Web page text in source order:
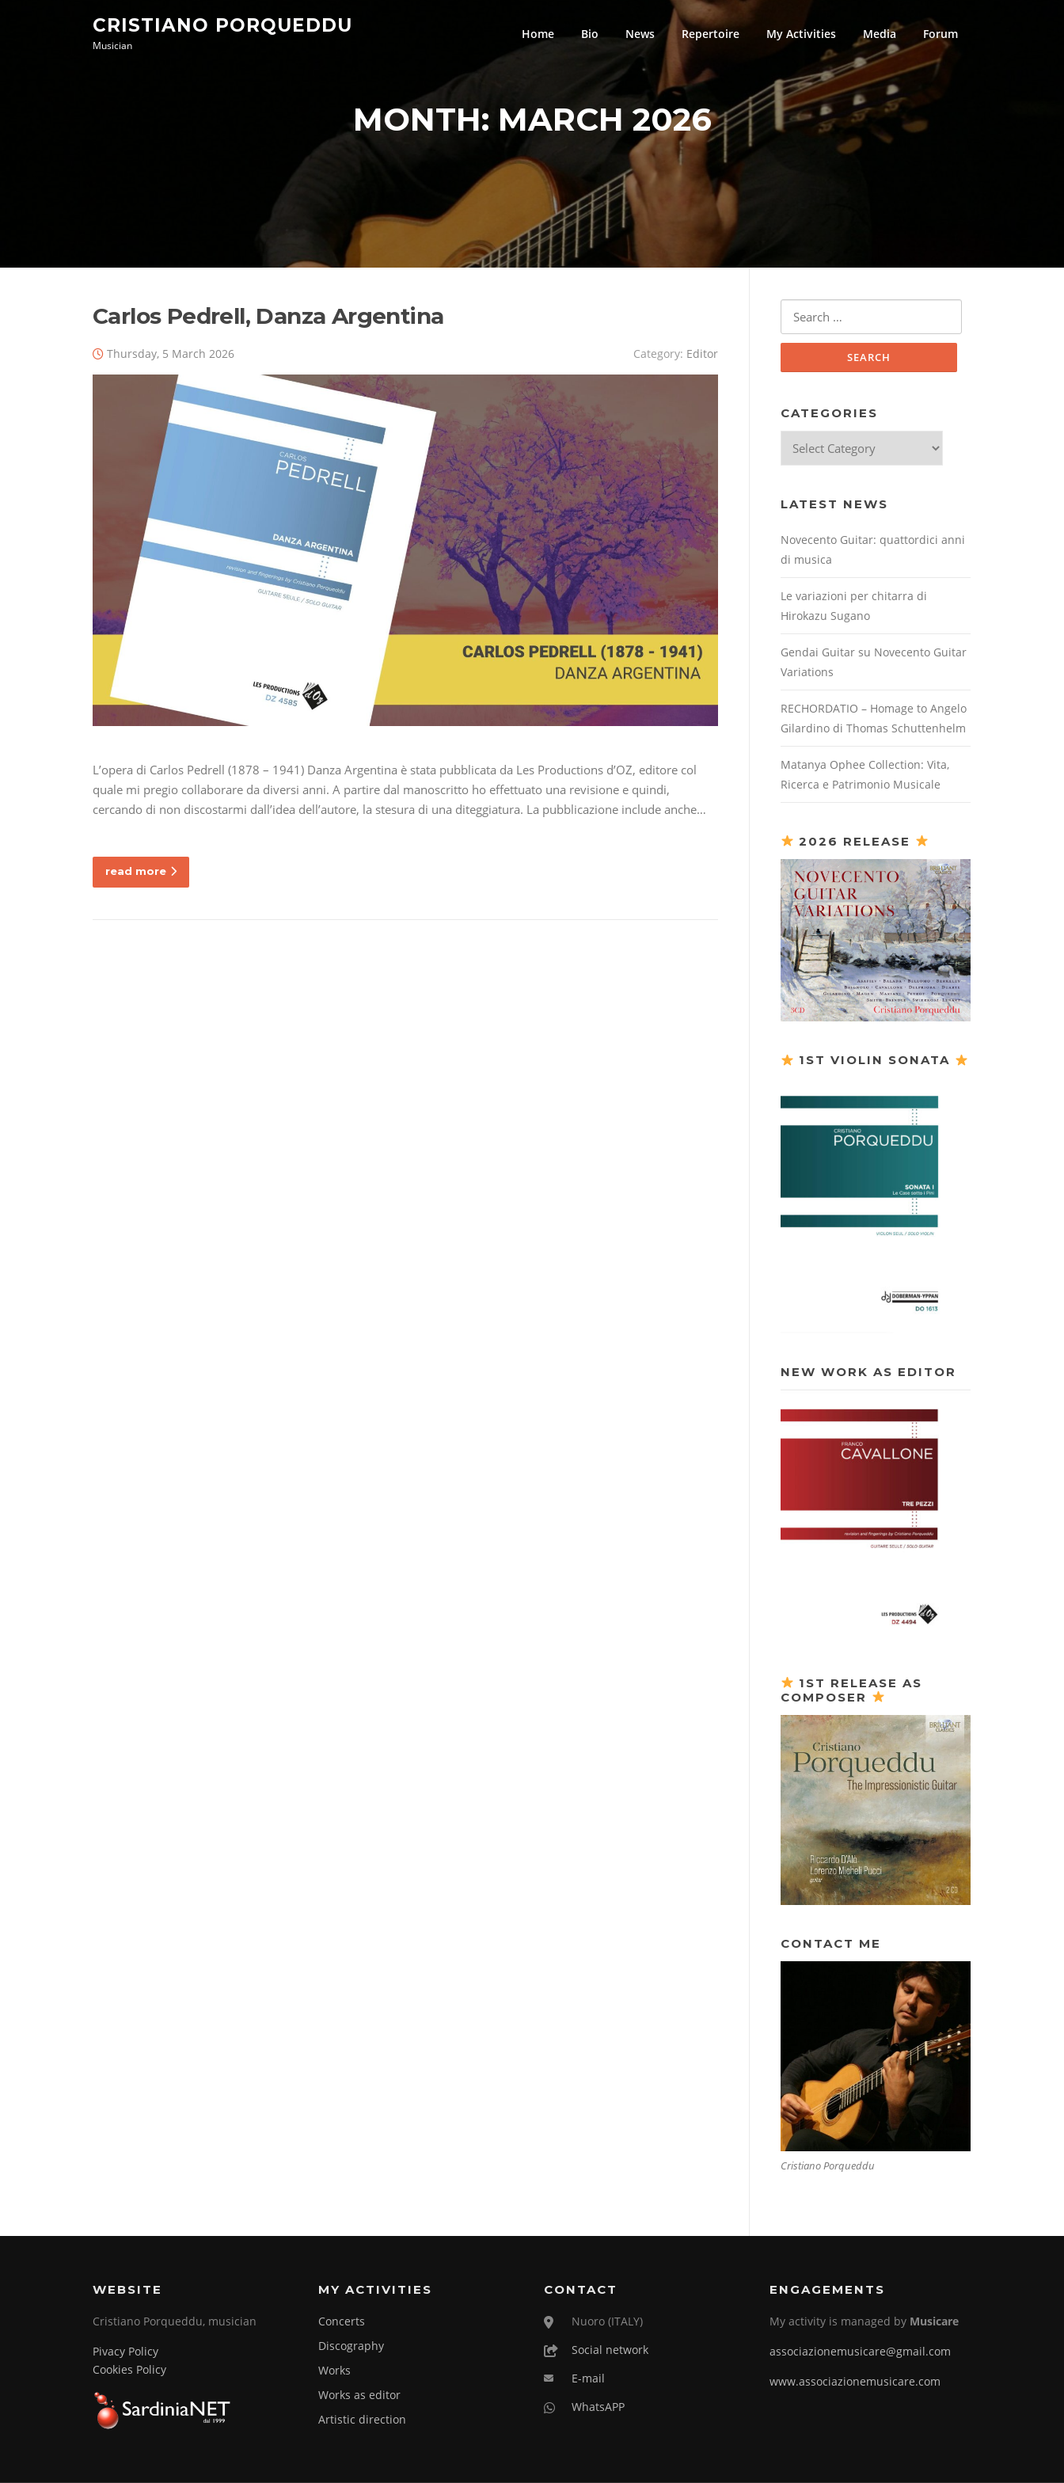
CRISTIANO PORQUEDDU
Musician
Home Bio News Repertoire My Activities Media Forum
MONTH: MARCH 2026
Carlos Pedrell, Danza Argentina
Thursday, 5 March 2026 Category: Editor
L’opera di Carlos Pedrell (1878 – 1941) Danza Argentina è stata pubblicata da Les Productions d’OZ, editore col
quale mi pregio collaborare da diversi anni. A partire dal manoscritto ho effettuato una revisione e quindi,
cercando di non discostarmi dall’idea dell’autore, la stesura di una diteggiatura. La pubblicazione include anche…
read more
CATEGORIES
LATEST NEWS
Novecento Guitar: quattordici anni
di musica
Le variazioni per chitarra di
Hirokazu Sugano
Gendai Guitar su Novecento Guitar
Variations
RECHORDATIO – Homage to Angelo
Gilardino di Thomas Schuttenhelm
Matanya Ophee Collection: Vita,
Ricerca e Patrimonio Musicale
2026 RELEASE
1ST VIOLIN SONATA
NEW WORK AS EDITOR
1ST RELEASE AS
COMPOSER
CONTACT ME
Cristiano Porqueddu
WEBSITE
Cristiano Porqueddu, musician
Pivacy Policy
Cookies Policy
MY ACTIVITIES
Concerts
Discography
Works
Works as editor
Artistic direction
CONTACT
Nuoro (ITALY)
Social network
E-mail
WhatsAPP
ENGAGEMENTS
My activity is managed by Musicare
associazionemusicare@gmail.com
www.associazionemusicare.com